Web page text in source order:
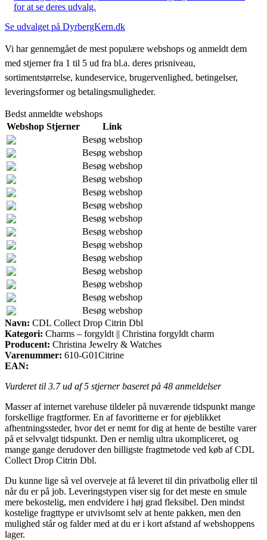
for at se deres udvalg.
Se udvalget på DyrbergKern.dk
Vi har gennemgået de mest populære webshops og anmeldt dem
med stjerner fra 1 til 5 ud fra bl.a. deres prisniveau,
sortimentstørrelse, kundeservice, brugervenlighed, betingelser,
leveringsformer og betalingsmuligheder.
Bedst anmeldte webshops
Webshop Stjerner
Link
Besøg webshop
Besøg webshop
Besøg webshop
Besøg webshop
Besøg webshop
Besøg webshop
Besøg webshop
Besøg webshop
Besøg webshop
Besøg webshop
Besøg webshop
Besøg webshop
Besøg webshop
Besøg webshop
Navn: CDL Collect Drop Citrin Dbl
Kategori: Charms – forgyldt || Christina forgyldt charm
Producent: Christina Jewelry & Watches
Varenummer: 610-G01Citrine
EAN:
Vurderet til 3.7ud af 5 stjerner baseret på 48 anmeldelser
Masser af internet varehuse tildeler på nuværende tidspunkt mange
forskellige fragtformer. En af favoritterne er for øjeblikket
afhentningssteder, hvor det er nemt for dig at hente de bestilte varer
på et selvvalgt tidspunkt. Den er nemlig ultra ukompliceret, og
mange gange derudover den billigste fragtmetode ved køb af CDL
Collect Drop Citrin Dbl.
Du kunne lige så vel overveje at få leveret til din privatbolig eller til
når du er på job. Leveringstypen viser sig for det meste en smule
mere bekostelig, men endvidere i høj grad fleksibel. Den mindst
kostelige fragttype er utvivlsomt selv at hente pakken, men den
mulighed står og falder med at du er i kort afstand af webshoppens
lager.